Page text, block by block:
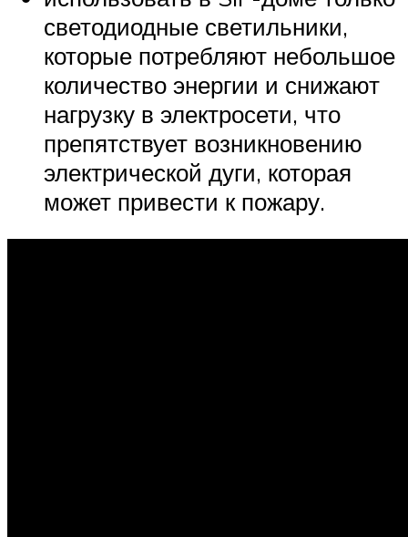
светодиодные светильники,
которые потребляют небольшое
количество энергии и снижают
нагрузку в электросети, что
препятствует возникновению
электрической дуги, которая
может привести к пожару.